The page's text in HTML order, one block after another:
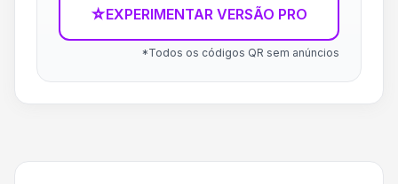
☆EXPERIMENTAR VERSÃO PRO
*Todos os códigos QR sem anúncios